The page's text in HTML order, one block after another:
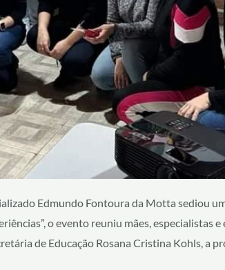
Edmundo Fontoura da Motta sediou
o evento reuniu mães,
de Educação Rosana Cristina Kohls, a